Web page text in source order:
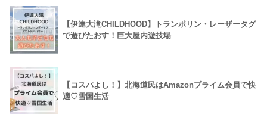
【伊達大滝CHILDHOOD】トランポリン・レーザータグ
で遊びたおす！巨大屋内遊技場
【コスパよし！】北海道民はAmazonプライム会員で快
適♡雪国生活